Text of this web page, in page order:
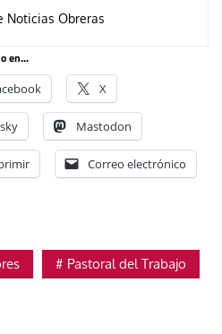
Noticias Obreras
en...
X
Mastodon
Correo electrónico
Pastoral del Trabajo